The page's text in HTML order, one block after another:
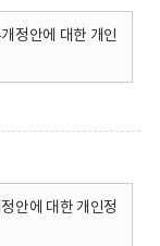
정안에 대한 개인
안에 대한 개인정